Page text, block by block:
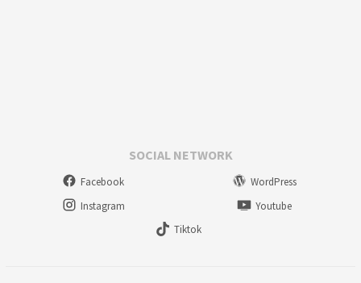
SOCIAL NETWORK
Facebook
WordPress
Instagram
Youtube
Tiktok